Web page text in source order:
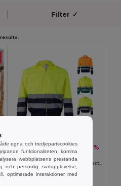
Filter ✓
results.
308.23 kr489.71 kr -37%
Velilla 36020
Tvåfärgad twilljacka (210g/m²) i polyester (80%) och bomull (20%)
egna och tredjepartscookies
funktionaliteten, komma
webbplatsens prestanda
och personlig surfupplevelse,
optimerade interaktioner med